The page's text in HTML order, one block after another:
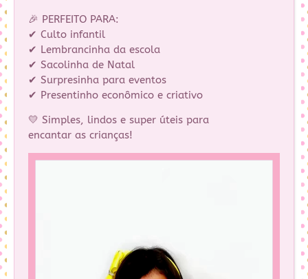
🎉 PERFEITO PARA:
✔ Culto infantil
✔ Lembrancinha da escola
✔ Sacolinha de Natal
✔ Surpresinha para eventos
✔ Presentinho econômico e criativo
💛 Simples, lindos e super úteis para
encantar as crianças!
Tocador